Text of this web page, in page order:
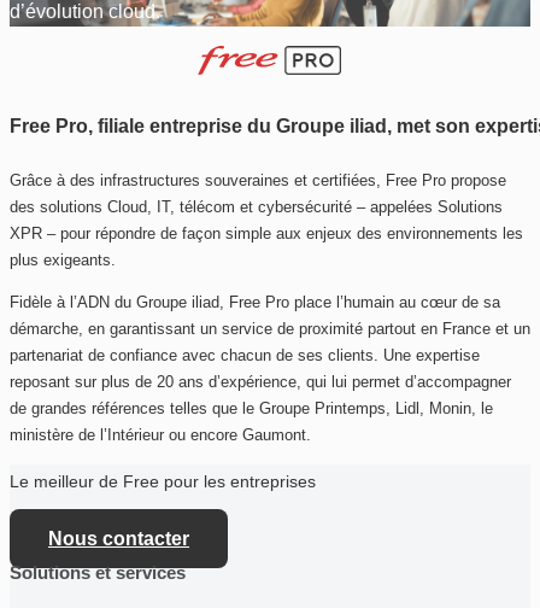
d’évolution cloud.
Free Pro, filiale entreprise du Groupe iliad, met son
Grâce à des infrastructures souveraines et certifiées, Free Pro propose
des solutions Cloud, IT, télécom et cybersécurité – appelées Solutions
XPR – pour répondre de façon simple aux enjeux des environnements les
plus exigeants.
Fidèle à l’ADN du Groupe iliad, Free Pro place l’humain au cœur de sa
démarche, en garantissant un service de proximité partout en France et un
partenariat de confiance avec chacun de ses clients. Une expertise
reposant sur plus de 20 ans d’expérience, qui lui permet d’accompagner
de grandes références telles que le Groupe Printemps, Lidl, Monin, le
ministère de l’Intérieur ou encore Gaumont.
Le meilleur de Free pour les entreprises
Nous contacter
Solutions et services